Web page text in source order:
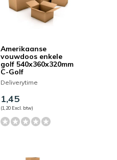
Amerikaanse
vouwdoos enkele
golf 540x360x320mm
C-Golf
Deliverytime
1,45
(1,20 Excl. btw)